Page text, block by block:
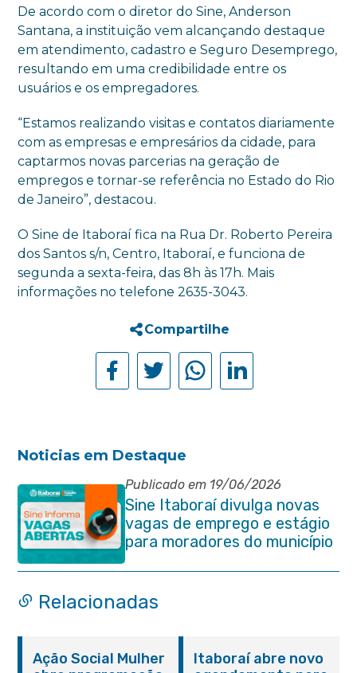
De acordo com o diretor do Sine, Anderson
Santana, a instituição vem alcançando destaque
em atendimento, cadastro e Seguro Desemprego,
resultando em uma credibilidade entre os
usuários e os empregadores.
“Estamos realizando visitas e contatos diariamente
com as empresas e empresários da cidade, para
captarmos novas parcerias na geração de
empregos e tornar-se referência no Estado do Rio
de Janeiro”, destacou.
O Sine de Itaboraí fica na Rua Dr. Roberto Pereira
dos Santos s/n, Centro, Itaboraí, e funciona de
segunda a sexta-feira, das 8h às 17h. Mais
informações no telefone 2635-3043.
Compartilhe
Noticias em Destaque
Publicado em 19/06/2026
Sine Itaboraí divulga novas
vagas de emprego e estágio
para moradores do município
Relacionadas
Ação Social Mulher
Itaboraí abre novo